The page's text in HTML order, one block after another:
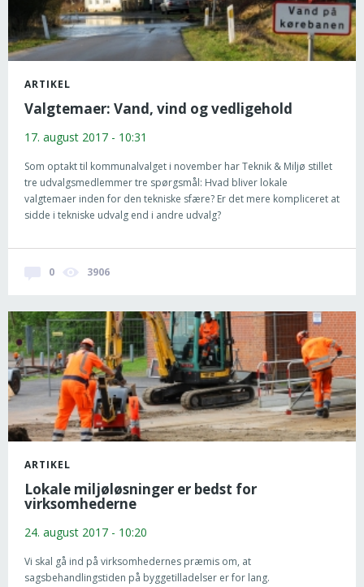
ARTIKEL
Valgtemaer: Vand, vind og vedligehold
17. august 2017 - 10:31
Som optakt til kommunalvalget i november har Teknik & Miljø stillet
tre udvalgsmedlemmer tre spørgsmål: Hvad bliver lokale
valgtemaer inden for den tekniske sfære? Er det mere kompliceret at
sidde i tekniske udvalg end i andre udvalg?
0 3906
ARTIKEL
Lokale miljøløsninger er bedst for
virksomhederne
24. august 2017 - 10:20
Vi skal gå ind på virksomhedernes præmis om, at
sagsbehandlingstiden på byggetilladelser er for lang.